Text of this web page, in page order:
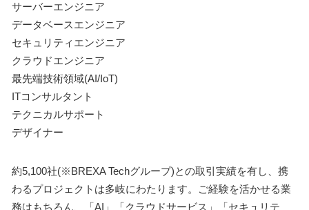
サーバーエンジニア
データベースエンジニア
セキュリティエンジニア
クラウドエンジニア
最先端技術領域(AI/IoT)
ITコンサルタント
テクニカルサポート
デザイナー
約5,100社(※BREXA Techグループ)との取引実績を有し、携
わるプロジェクトは多岐にわたります。ご経験を活かせる業
務はもちろん、「AI」「クラウドサービス」「セキュリテ